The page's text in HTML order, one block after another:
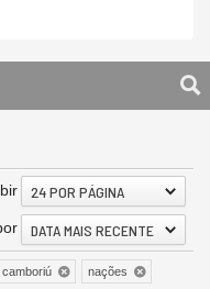
24 POR PÁGINA
DATA MAIS RECENTE
nações